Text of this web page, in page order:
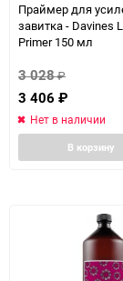
Праймер для
завитка - Davines
Primer 150 мл
3 028₽
3 406 ₽
Нет в наличии
В корзину